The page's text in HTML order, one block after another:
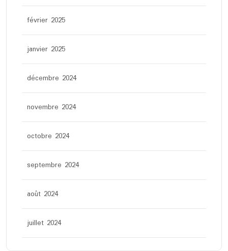
février 2025
janvier 2025
décembre 2024
novembre 2024
octobre 2024
septembre 2024
août 2024
juillet 2024